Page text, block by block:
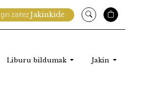
zaitezJakinkide
Liburu bildumak Jakin